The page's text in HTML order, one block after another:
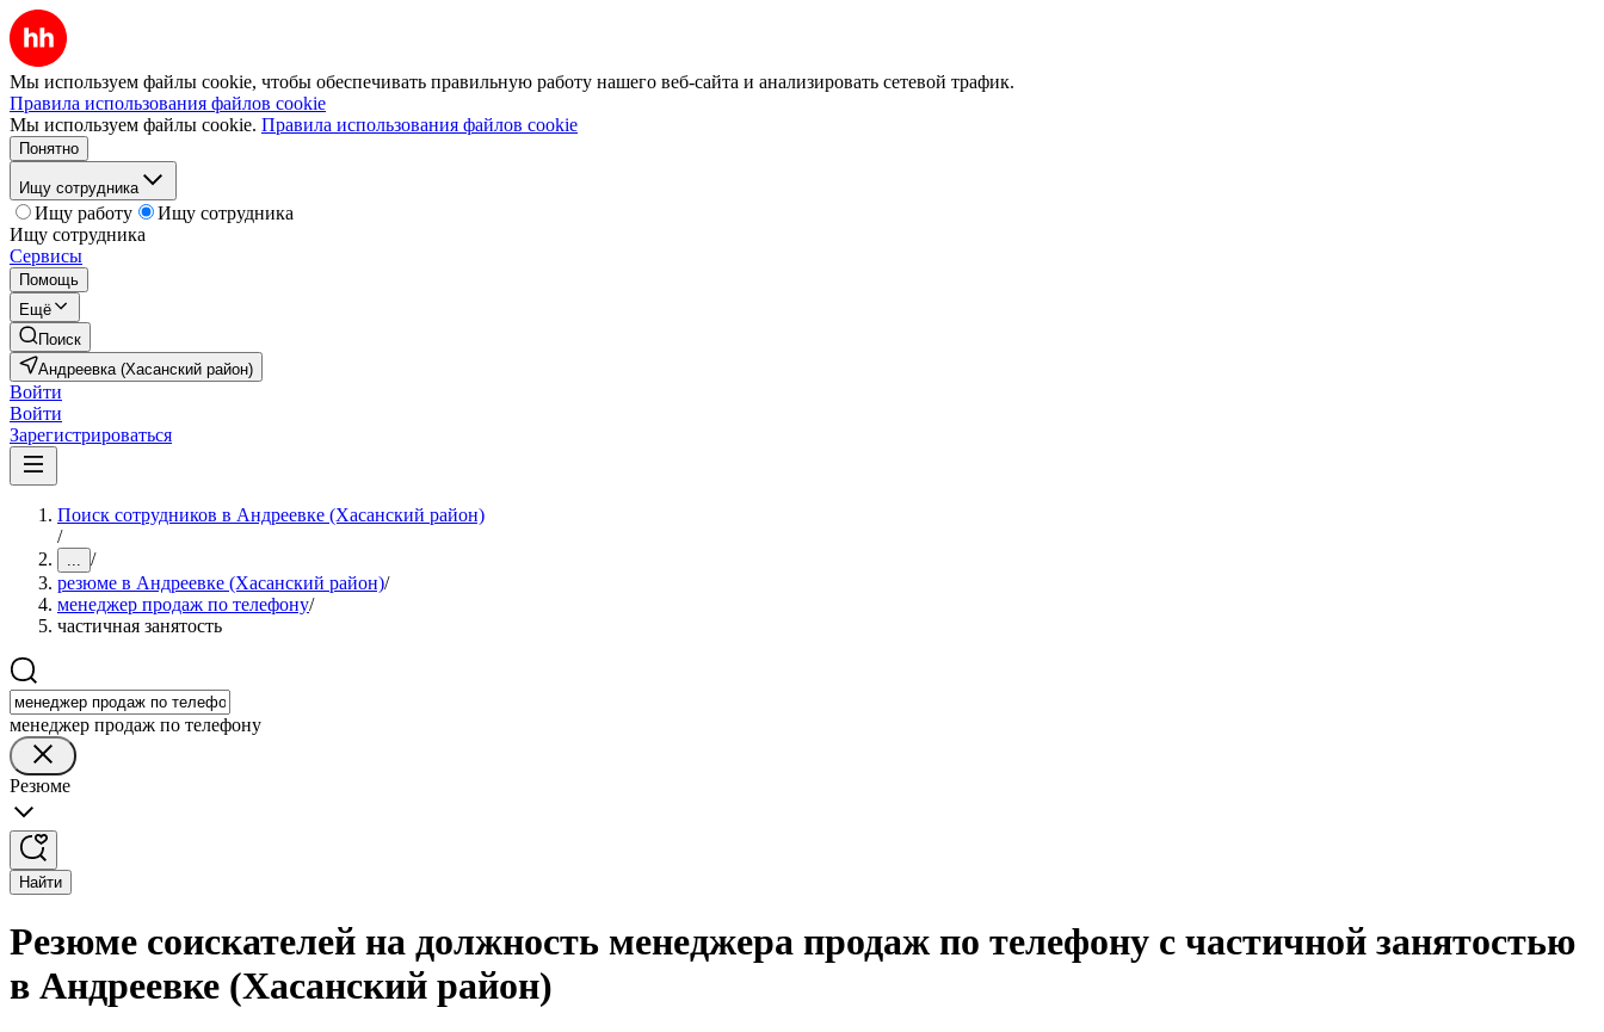
Мы используем файлы cookie, чтобы обеспечивать правильную работу нашего веб-сайта и анализировать сетевой трафик.
Правила использования файлов cookie
Мы используем файлы cookie. Правила использования файлов cookie
Понятно
Ищу сотрудника
Ищу работу
Ищу сотрудника
Ищу сотрудника
Сервисы
Помощь
Ещё
Поиск
Андреевка (Хасанский район)
Войти
Войти
Зарегистрироваться
Поиск сотрудников в Андреевке (Хасанский район)
/
... /
резюме в Андреевке (Хасанский район)/
менеджер продаж по телефону/
частичная занятость
менеджер продаж по телефону
Резюме
Найти
Резюме соискателей на должность менеджера продаж по телефону с частичной занятостью
в Андреевке (Хасанский район)